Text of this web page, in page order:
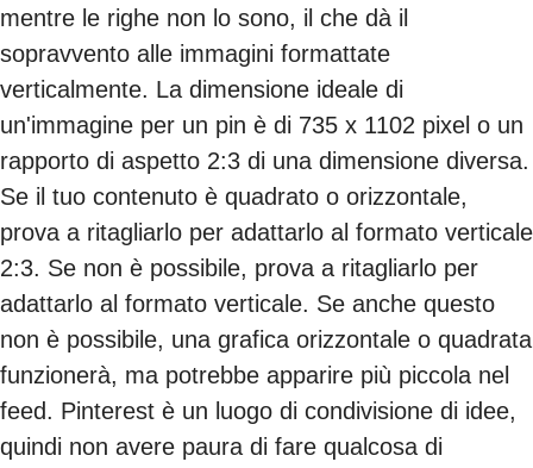
mentre le righe non lo sono, il che dà il
sopravvento alle immagini formattate
verticalmente. La dimensione ideale di
un'immagine per un pin è di 735 x 1102 pixel o un
rapporto di aspetto 2:3 di una dimensione diversa.
Se il tuo contenuto è quadrato o orizzontale,
prova a ritagliarlo per adattarlo al formato verticale
2:3. Se non è possibile, prova a ritagliarlo per
adattarlo al formato verticale. Se anche questo
non è possibile, una grafica orizzontale o quadrata
funzionerà, ma potrebbe apparire più piccola nel
feed. Pinterest è un luogo di condivisione di idee,
quindi non avere paura di fare qualcosa di